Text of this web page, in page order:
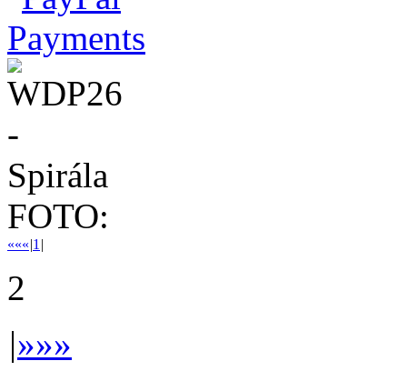
FOTO:
«««|1 |
2
|»»»